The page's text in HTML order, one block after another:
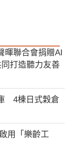
暉聯合會捐贈AI
打造聽力友善
4棟日式穀倉
用「樂齡工